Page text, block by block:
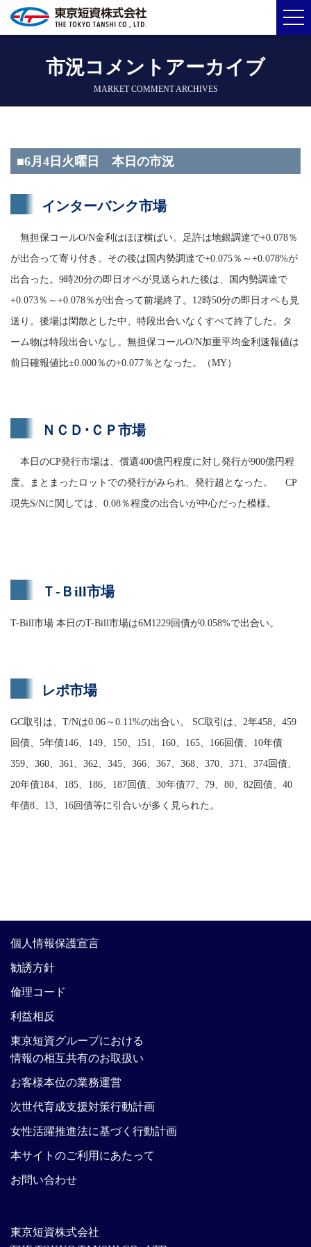
市況コメントアーカイブ
MARKET COMMENT ARCHIVES
■6月4日火曜日 本日の市況
インターバンク市場
無担保コールO/N金利はほぼ横ばい。足許は地銀調達で+0.078％
が出合って寄り付き。その後は国内勢調達で+0.075％～+0.078%が
出合った。9時20分の即日オペが見送られた後は、国内勢調達で
+0.073％～+0.078％が出合って前場終了。12時50分の即日オペも見
送り。後場は閑散とした中、特段出合いなくすべて終了した。タ
ーム物は特段出合いなし。無担保コールO/N加重平均金利速報値は
前日確報値比±0.000％の+0.077％となった。（MY）
ＮＣＤ･ＣＰ市場
本日のCP発行市場は、償還400億円程度に対し発行が900億円程
度。まとまったロットでの発行がみられ、発行超となった。 CP
現先S/Nに関しては、0.08％程度の出合いが中心だった模様。
Ｔ-Ｂill市場
T-Bill市場 本日のT-Bill市場は6M1229回債が0.058%で出合い。
レポ市場
GC取引は、T/Nは0.06～0.11%の出合い。 SC取引は、2年458、459
回債、5年債146、149、150、151、160、165、166回債、10年債
359、360、361、362、345、366、367、368、370、371、374回債、
20年債184、185、186、187回債、30年債77、79、80、82回債、40
年債8、13、16回債等に引合いが多く見られた。
東京短資株式会社
個人情報保護宣言
勧誘方針
倫理コード
利益相反
東京短資グループにおける
情報の相互共有のお取扱い
お客様本位の業務運営
次世代育成支援対策行動計画
女性活躍推進法に基づく行動計画
本サイトのご利用にあたって
お問い合わせ